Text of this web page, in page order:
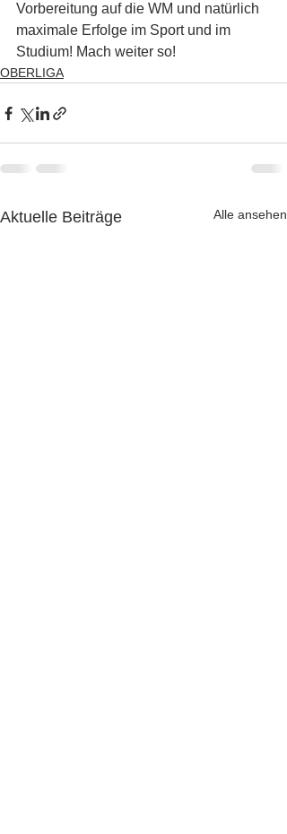
Vorbereitung auf die WM und natürlich
maximale Erfolge im Sport und im
Studium! Mach weiter so!
OBERLIGA
Aktuelle Beiträge Alle ansehen